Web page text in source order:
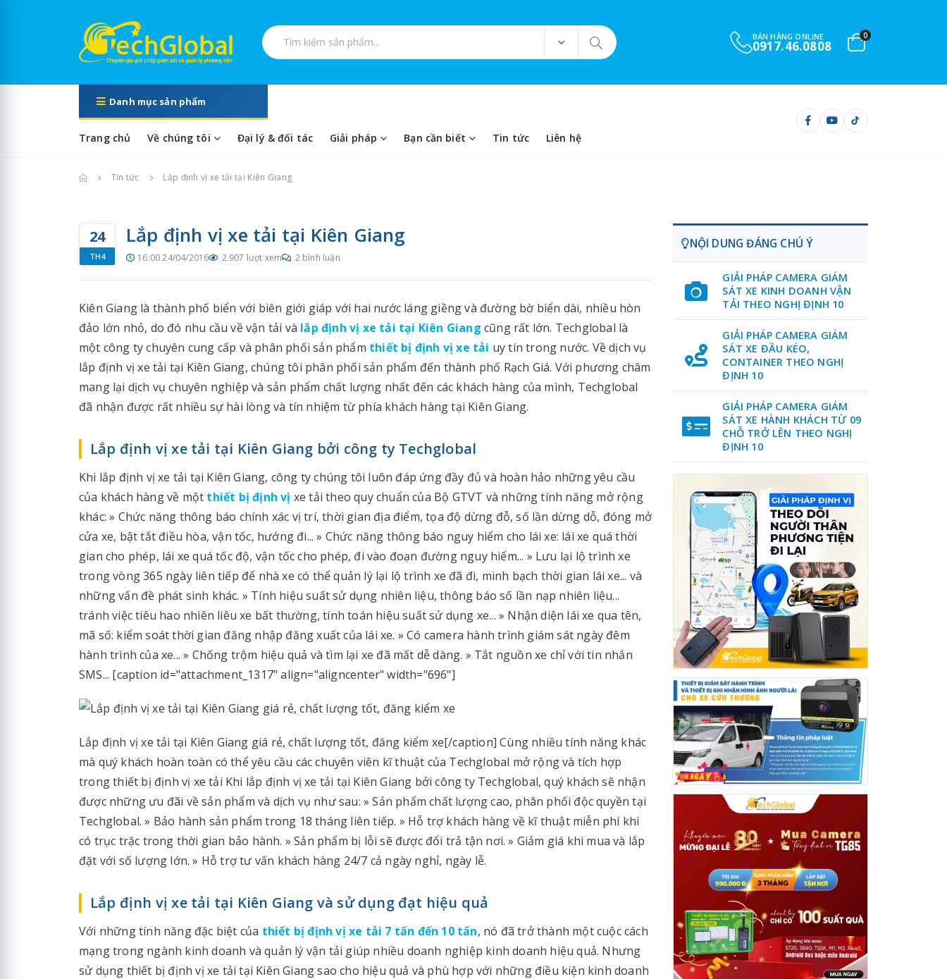
Tìm kiếm sản phẩm
BÁN HÀNG ONLINE
0917.46.0808
0
Danh mục sản phẩm
Trang chủ Về chúng tôi Đại lý & đối tác Giải pháp Bạn cần biết Tin tức Liên hệ
Trang chủ
Tin tức Lắp định vị xe tải tại Kiên Giang
24
TH4
Lắp định vị xe tải tại Kiên Giang
16:00 24/04/2016 2.907 lượt xem 2 bình luận
Kiên Giang là thành phố biển với biên giới giáp với hai nước láng giềng và đường bờ biển dài, nhiều hòn
đảo lớn nhỏ, do đó nhu cầu về vận tải và lắp định vị xe tải tại Kiên Giang cũng rất lớn. Techglobal là
một công ty chuyên cung cấp và phân phối sản phẩm thiết bị định vị xe tải uy tín trong nước. Về dịch vụ
lắp định vị xe tải tại Kiên Giang, chúng tôi phân phối sản phẩm đến thành phố Rạch Giá. Với phương châm
mang lại dịch vụ chuyên nghiệp và sản phẩm chất lượng nhất đến các khách hàng của mình, Techglobal
đã nhận được rất nhiều sự hài lòng và tín nhiệm từ phía khách hàng tại Kiên Giang.
Lắp định vị xe tải tại Kiên Giang bởi công ty Techglobal
Khi lắp định vị xe tải tại Kiên Giang, công ty chúng tôi luôn đáp ứng đầy đủ và hoàn hảo những yêu cầu
của khách hàng về một thiết bị định vị xe tải theo quy chuẩn của Bộ GTVT và những tính năng mở rộng
khác: » Chức năng thông báo chính xác vị trí, thời gian địa điểm, tọa độ dừng đỗ, số lần dừng dỗ, đóng mở
cửa xe, bật tắt điều hòa, vận tốc, hướng đi... » Chức năng thông báo nguy hiểm cho lái xe: lái xe quá thời
gian cho phép, lái xe quá tốc độ, vận tốc cho phép, đi vào đoạn đường nguy hiểm... » Lưu lại lộ trình xe
trong vòng 365 ngày liên tiếp để nhà xe có thể quản lý lại lộ trình xe đã đi, minh bạch thời gian lái xe... và
những vấn đề phát sinh khác. » Tính hiệu suất sử dụng nhiên liệu, thông báo số lần nạp nhiên liệu...
tránh việc tiêu hao nhiên liêu xe bất thường, tính toán hiệu suất sử dụng xe... » Nhận diện lái xe qua tên,
mã số: kiểm soát thời gian đăng nhập đăng xuất của lái xe. » Có camera hành trình giám sát ngày đêm
hành trình của xe... » Chống trộm hiệu quả và tìm lại xe đã mất dễ dàng. » Tắt nguồn xe chỉ với tin nhắn
SMS... [caption id="attachment_1317" align="aligncenter" width="696"]
Lắp định vị xe tải tại Kiên Giang giá rẻ, chất lượng tốt, đăng kiểm xe[/caption] Cùng nhiều tính năng khác
mà quý khách hoàn toàn có thể yêu cầu các chuyên viên kĩ thuật của Techglobal mở rộng và tích hợp
trong thiết bị định vị xe tải Khi lắp định vị xe tải tại Kiên Giang bởi công ty Techglobal, quý khách sẽ nhận
được những ưu đãi về sản phẩm và dịch vụ như sau: » Sản phẩm chất lượng cao, phân phối độc quyền tại
Techglobal. » Bảo hành sản phẩm trong 18 tháng liên tiếp. » Hỗ trợ khách hàng về kĩ thuật miễn phí khi
có trục trặc trong thời gian bảo hành. » Sản phẩm bị lỗi sẽ được đổi trả tận nơi. » Giảm giá khi mua và lắp
đặt với số lượng lớn. » Hỗ trợ tư vấn khách hàng 24/7 cả ngày nghỉ, ngày lễ.
Lắp định vị xe tải tại Kiên Giang và sử dụng đạt hiệu quả
Với những tính năng đặc biệt của thiết bị định vị xe tải 7 tấn đến 10 tấn, nó đã trở thành một cuộc cách
mạng trong ngành kinh doanh và quản lý vận tải giúp nhiều doanh nghiệp kinh doanh hiệu quả. Nhưng
sử dụng thiết bị định vị xe tải tại Kiên Giang sao cho hiệu quả và phù hợp với những điều kiện kinh doanh
NỘI DUNG ĐÁNG CHÚ Ý
GIẢI PHÁP CAMERA GIÁM
SÁT XE KINH DOANH VẬN
TẢI THEO NGHỊ ĐỊNH 10
GIẢI PHÁP CAMERA GIÁM
SÁT XE ĐẦU KÉO,
CONTAINER THEO NGHỊ
ĐỊNH 10
GIẢI PHÁP CAMERA GIÁM
SÁT XE HÀNH KHÁCH TỪ 09
CHỖ TRỞ LÊN THEO NGHỊ
ĐỊNH 10